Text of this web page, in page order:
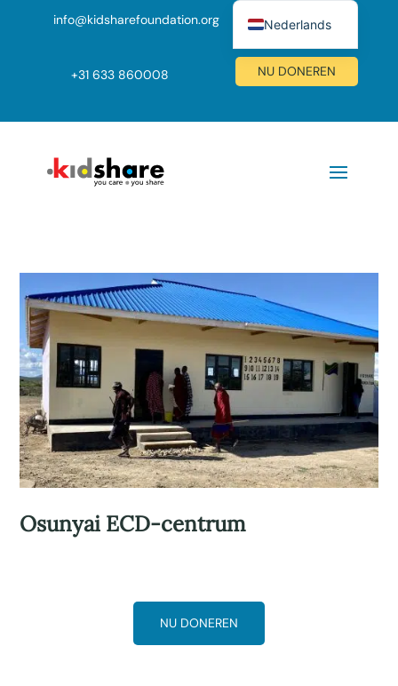
info@kidsharefoundation.org
+31 633 860008 NU DONEREN
Osunyai ECD-centrum
NU DONEREN
Nederlands
English (UK)
Deutsch